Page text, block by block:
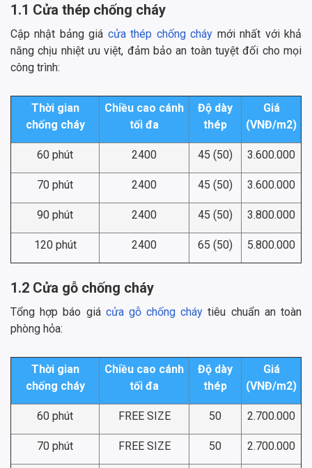
1.1 Cửa thép chống cháy
Cập nhật bảng giá cửa thép chống cháy mới nhất với khả
năng chịu nhiệt ưu việt, đảm bảo an toàn tuyệt đối cho mọi
công trình:
Thời gian
chống cháy
Chiều cao cánh
tối đa
Độ dày
thép
Giá
(VNĐ/m2)
60 phút 2400 45 (50) 3.600.000
70 phút 2400 45 (50) 3.600.000
90 phút 2400 45 (50) 3.800.000
120 phút 2400 65 (50) 5.800.000
1.2 Cửa gỗ chống cháy
Tổng hợp báo giá cửa gỗ chống cháy tiêu chuẩn an toàn
phòng hỏa:
Thời gian
chống cháy
Chiều cao cánh
tối đa
Độ dày
thép
Giá
(VNĐ/m2)
60 phút FREE SIZE 50 2.700.000
70 phút FREE SIZE 50 2.700.000